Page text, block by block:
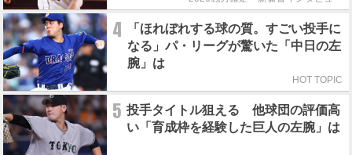
4
「ほれぼれする球の質。すごい投手に
なる」パ・リーグが驚いた「中日の左
腕」は
HOT TOPIC
5 投手タイトル狙える 他球団の評価高
い「育成枠を経験した巨人の左腕」は